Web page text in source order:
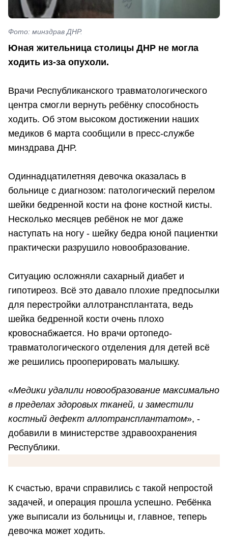
Фото: минздрав ДНР.
Юная жительница столицы ДНР не могла
ходить из-за опухоли.
Врачи Республиканского травматологического
центра смогли вернуть ребёнку способность
ходить. Об этом высоком достижении наших
медиков 6 марта сообщили в пресс-службе
минздрава ДНР.
Одиннадцатилетняя девочка оказалась в
больнице с диагнозом: патологический перелом
шейки бедренной кости на фоне костной кисты.
Несколько месяцев ребёнок не мог даже
наступать на ногу - шейку бедра юной пациентки
практически разрушило новообразование.
Ситуацию осложняли сахарный диабет и
гипотиреоз. Всё это давало плохие предпосылки
для перестройки аллотрансплантата, ведь
шейка бедренной кости очень плохо
кровоснабжается. Но врачи ортопедо-
травматологического отделения для детей всё
же решились прооперировать малышку.
«Медики удалили новообразование максимально
в пределах здоровых тканей, и заместили
костный дефект аллотрансплантатом», -
добавили в министерстве здравоохранения
Республики.
К счастью, врачи справились с такой непростой
задачей, и операция прошла успешно. Ребёнка
уже выписали из больницы и, главное, теперь
девочка может ходить.